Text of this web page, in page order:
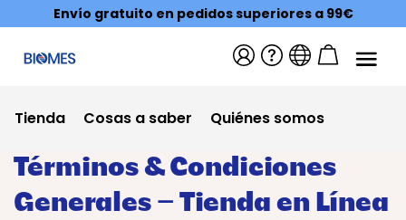
Envío gratuito en pedidos superiores a 99€
Tienda Cosas a saber Quiénes somos
Términos & Condiciones
Generales – Tienda en Línea